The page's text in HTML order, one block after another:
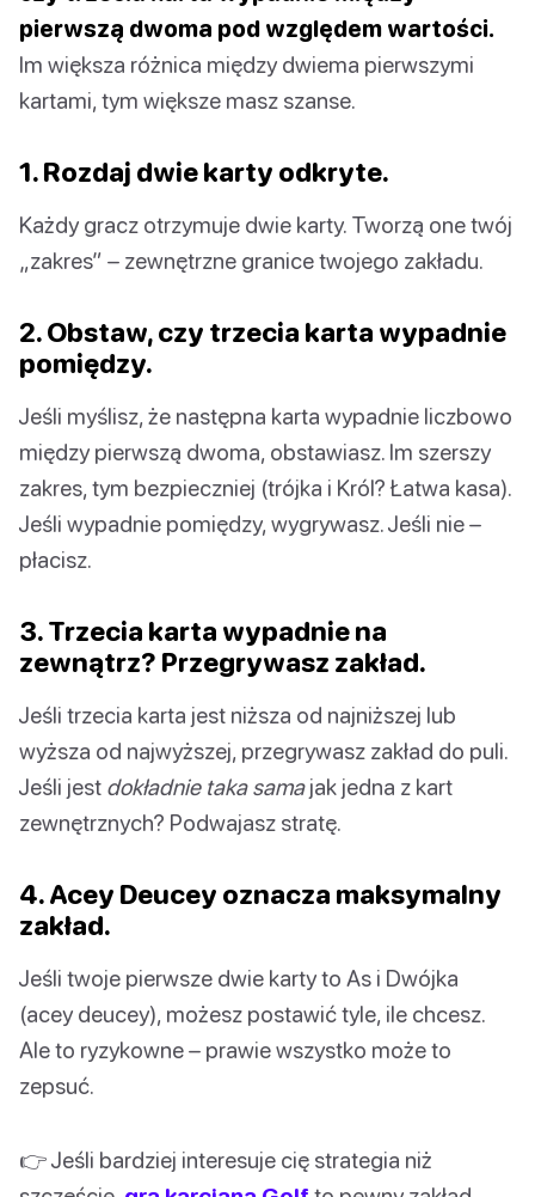
pierwszą dwoma pod względem wartości.
Im większa różnica między dwiema pierwszymi
kartami, tym większe masz szanse.
1. Rozdaj dwie karty odkryte.
Każdy gracz otrzymuje dwie karty. Tworzą one twój
„zakres” – zewnętrzne granice twojego zakładu.
2. Obstaw, czy trzecia karta wypadnie
pomiędzy.
Jeśli myślisz, że następna karta wypadnie liczbowo
między pierwszą dwoma, obstawiasz. Im szerszy
zakres, tym bezpieczniej (trójka i Król? Łatwa kasa).
Jeśli wypadnie pomiędzy, wygrywasz. Jeśli nie –
płacisz.
3. Trzecia karta wypadnie na
zewnątrz? Przegrywasz zakład.
Jeśli trzecia karta jest niższa od najniższej lub
wyższa od najwyższej, przegrywasz zakład do puli.
Jeśli jest dokładnie taka samajak jedna z kart
zewnętrznych? Podwajasz stratę.
4. Acey Deucey oznacza maksymalny
zakład.
Jeśli twoje pierwsze dwie karty to As i Dwójka
(acey deucey), możesz postawić tyle, ile chcesz.
Ale to ryzykowne – prawie wszystko może to
zepsuć.
👉 Jeśli bardziej interesuje cię strategia niż